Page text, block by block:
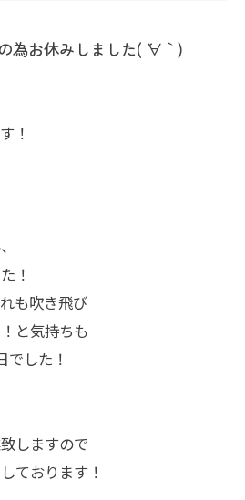
為お休みしました( ´∀｀)
！
！
も吹き飛び
と気持ちも
でした！
しますので
ております！